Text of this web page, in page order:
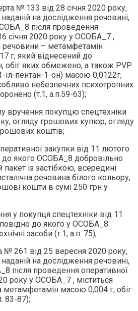
№ 133 від 28 січня 2020 року,
на дослідження речовині,
після проведення
січня 2020 року у ОСОБА_7 ,
речовини – метамфетамін
г, який віднесений до
обіг яких обмежено, а також PVP
іл-пентан-1-он) масою 0,0122г,
небезпечних психотропних
(т.1, а.п.59-63);
покупцю спецтехніки
огляду грошових купюр, огляду
коштів;
закупки від 11 лютого
до якого ОСОБА_8 добровільно
із застібкою, всередині
речовина білого кольору,
кошти в сумі 250 грн у
у покупця спецтехніки від 11
до якого у ОСОБА_8
засоби (т.1, а.п. 75);
№ 261 від 25 вересня 2020 року,
на дослідження речовині,
після проведення оперативної
року у ОСОБА_7 , міститься
метамфетамін масою 0,004 г, обіг
83-87);